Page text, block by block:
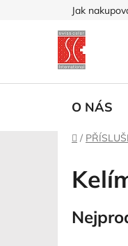
Jak
O NÁS
Domů
/